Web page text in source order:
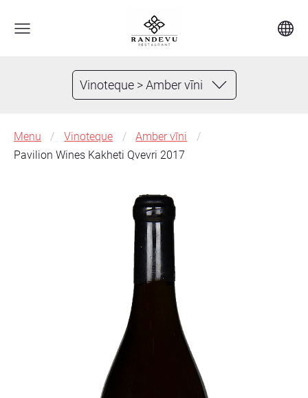
Vinoteque > Amber vīni
Menu Vinoteque
Amber vīni
Pavilion Wines Kakheti Qvevri 2017